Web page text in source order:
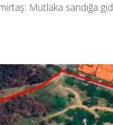
Mutlaka sandığa